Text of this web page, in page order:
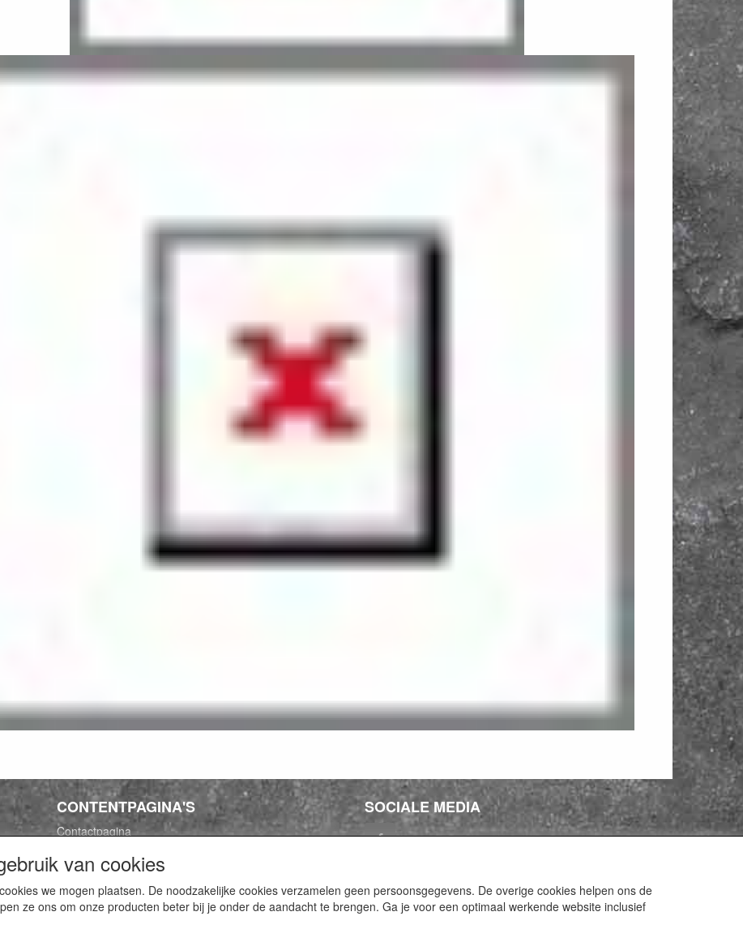
CONTENTPAGINA'S
Contactpagina
Privacy Policy
SOCIALE MEDIA
van cookies
we mogen plaatsen. De noodzakelijke cookies verzamelen geen persoonsgegevens. De overige cookies helpen ons de
ze ons om onze producten beter bij je onder de aandacht te brengen. Ga je voor een optimaal werkende website inclusief